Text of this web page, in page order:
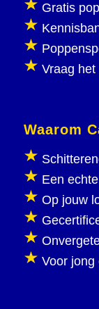
Gratis
Vraag het
Waarom
Een
Op jouw
Voor jong